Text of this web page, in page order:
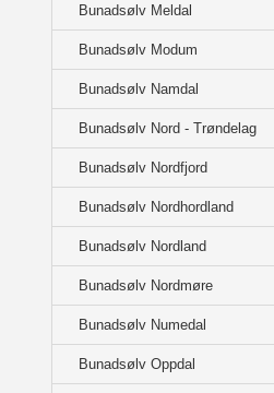
Bunadsølv Meldal
Bunadsølv Modum
Bunadsølv Namdal
Bunadsølv Nord - Trøndelag
Bunadsølv Nordfjord
Bunadsølv Nordhordland
Bunadsølv Nordland
Bunadsølv Nordmøre
Bunadsølv Numedal
Bunadsølv Oppdal